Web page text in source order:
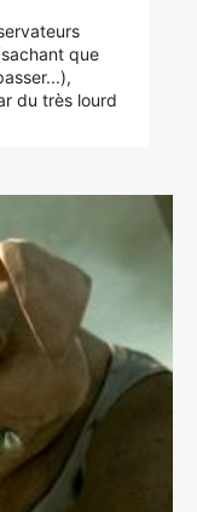
que
du très lourd